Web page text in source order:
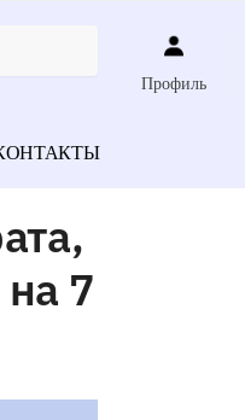
Профиль
7